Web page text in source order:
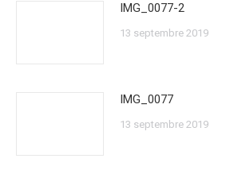
IMG_0077-2
13 septembre 2019
IMG_0077
13 septembre 2019